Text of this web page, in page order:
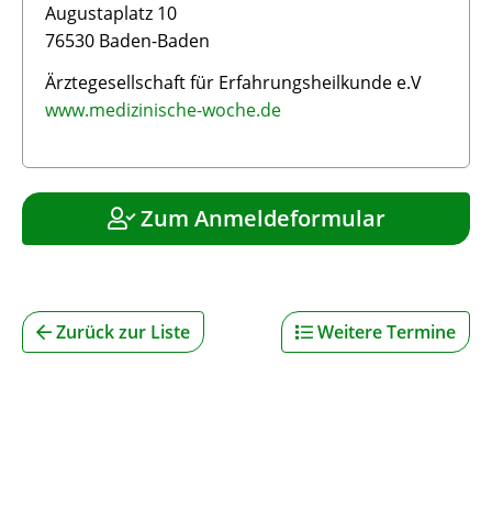
Zum Anmeldeformular
Augustaplatz 10
76530 Baden-Baden
Ärztegesellschaft für Erfahrungsheilkunde e.V
www.medizinische-woche.de
Zurück zur Liste Weitere Termine